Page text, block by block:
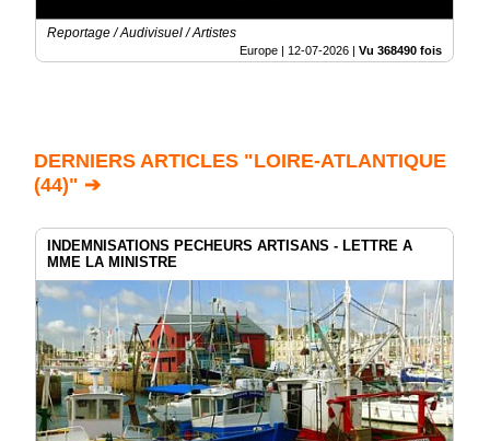
Reportage / Audivisuel / Artistes
Europe | 12-07-2026 | Vu 368490 fois
DERNIERS ARTICLES "LOIRE-ATLANTIQUE
(44)" ➔
INDEMNISATIONS PECHEURS ARTISANS - LETTRE A
MME LA MINISTRE